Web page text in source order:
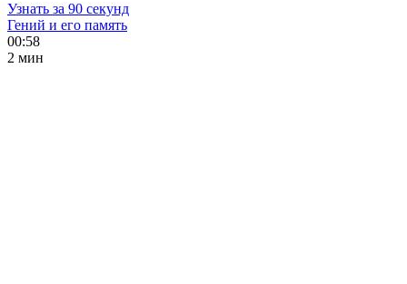
Узнать за 90 секунд
Гений и его память
00:58
2 мин